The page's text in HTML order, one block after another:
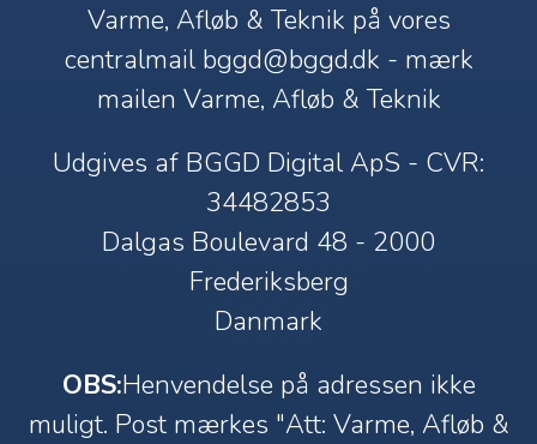
Varme, Afløb & Teknik på vores
centralmail bggd@bggd.dk - mærk
mailen Varme, Afløb & Teknik
Udgives af BGGD Digital ApS - CVR:
34482853
Dalgas Boulevard 48 - 2000
Frederiksberg
Danmark
OBS:Henvendelse på adressen ikke
muligt. Post mærkes "Att: Varme, Afløb &